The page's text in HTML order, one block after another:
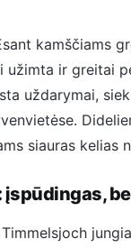
kamščiams
užimta ir greitai
uždarymai,
siauras kelias